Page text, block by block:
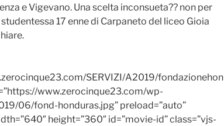
e Vigevano. Una scelta inconsueta?? non per
17 enne di Carpaneto del liceo Gioia
SERVIZI/A2019/fondazionehon
www.zerocinque23.com/wp-
06/fond-honduras.jpg” preload=”auto”
height=”360″ id=”movie-id” class=”vjs-